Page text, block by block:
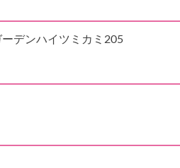
デンハイツミカミ205